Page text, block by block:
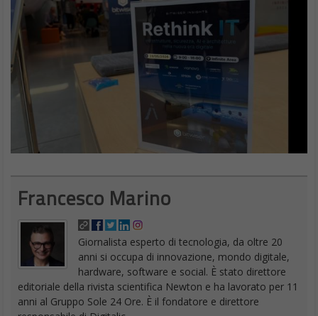
Francesco Marino
Giornalista esperto di tecnologia, da oltre 20
anni si occupa di innovazione, mondo digitale,
hardware, software e social. È stato direttore
editoriale della rivista scientifica Newton e ha lavorato per 11
anni al Gruppo Sole 24 Ore. È il fondatore e direttore